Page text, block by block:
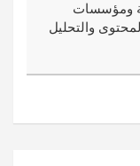
ومؤسسات
والتحليل